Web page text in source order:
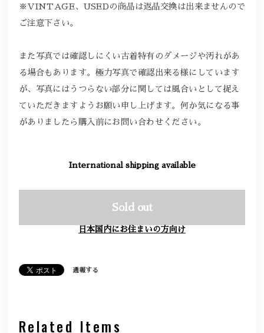
※VINTAGE、USEDの商品は返品交換は出来ませんので
ご注意下さい。
また写真では確認しにくい古着特有のダメージや汚れがあ
る場合もあります。極力写真で確認出来る様にしています
が、写真にはうつらない部分に関しては風合いとして捉え
ていただきますようお願い申し上げます。何か気になる事
がありましたら購入前にお問い合わせください。
International shipping available
Sold out
日本国内にお住まいの方向け
通報する
Related Items